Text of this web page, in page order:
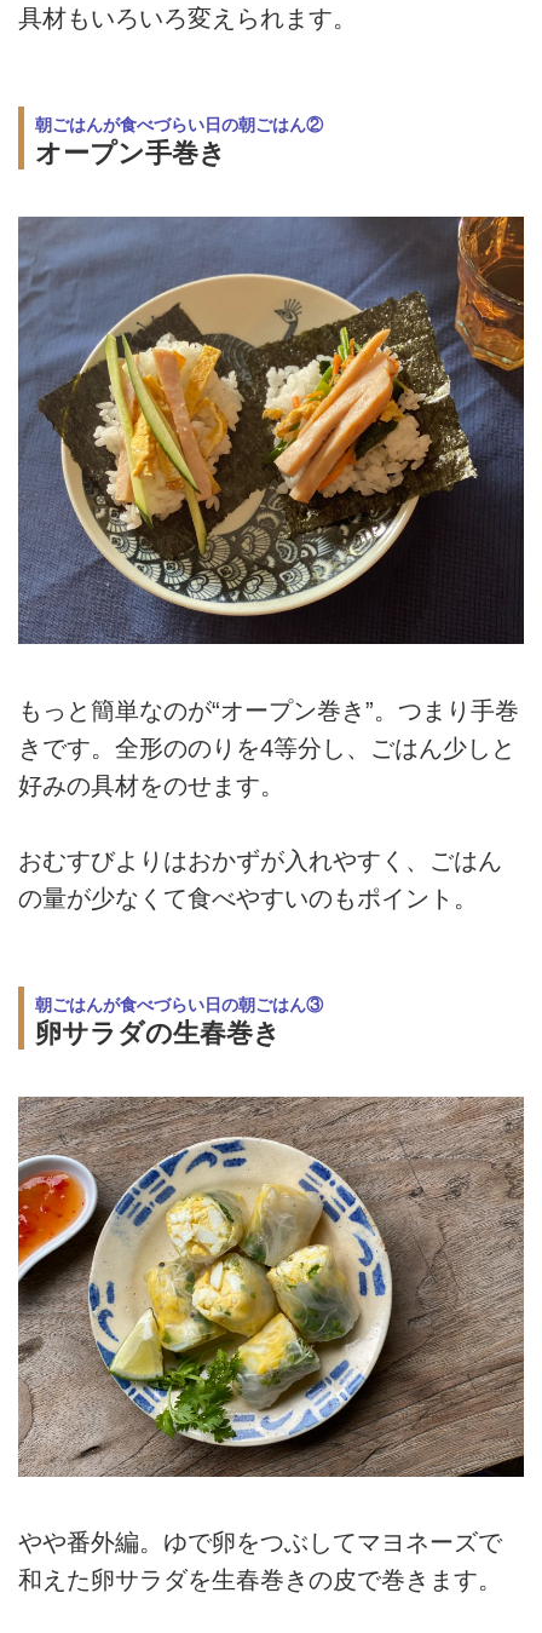
具材もいろいろ変えられます。
朝ごはんが食べづらい日の朝ごはん②
オープン手巻き
もっと簡単なのが“オープン巻き”。つまり手巻
きです。全形ののりを4等分し、ごはん少しと
好みの具材をのせます。
おむすびよりはおかずが入れやすく、ごはん
の量が少なくて食べやすいのもポイント。
朝ごはんが食べづらい日の朝ごはん③
卵サラダの生春巻き
やや番外編。ゆで卵をつぶしてマヨネーズで
和えた卵サラダを生春巻きの皮で巻きます。